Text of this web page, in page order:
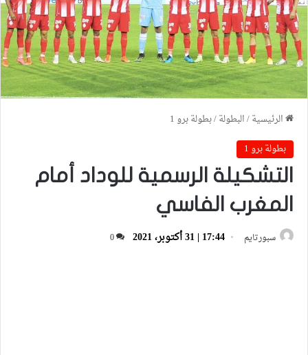
الرئيسية/البطولة/بطولة برو 1
بطولة برو 1
التشكيلة الرسمية للوداد أمام
المغرب الفاسي
سبورتايم 17:44 | 31 أكتوبر، 2021 0